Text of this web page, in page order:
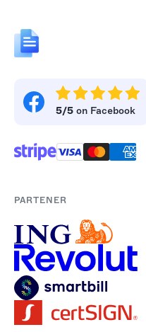
5/5 on Facebook
PARTENER